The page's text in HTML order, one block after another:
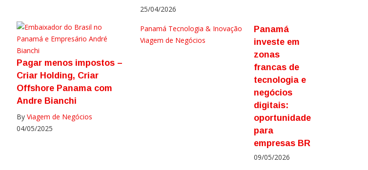
Pagar menos impostos –
Criar Holding, Criar
Offshore Panama com
Andre Bianchi
By Viagem de Negócios
04/05/2025
25/04/2026
Panamá Tecnologia & Inovação
Viagem de Negócios
Panamá
investe em
zonas
francas de
tecnologia e
negócios
digitais:
oportunidade
para
empresas BR
09/05/2026